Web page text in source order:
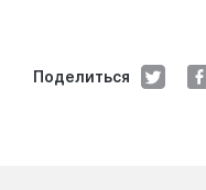
Поделиться